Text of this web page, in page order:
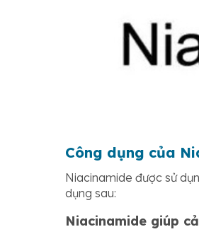
Công dụng của
Niacinamide được sử
dụng sau:
Niacinamide giúp